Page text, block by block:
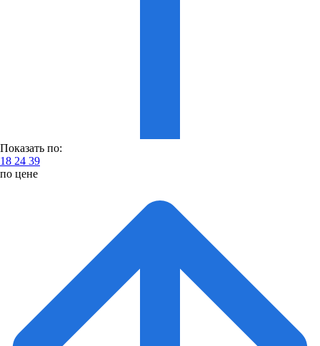
Показать по:
18 24 39
по цене